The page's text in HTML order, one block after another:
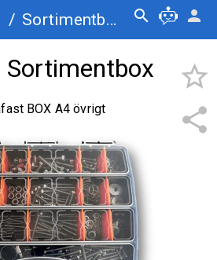
/ Sortimentbox search person
share
star_border
Sortimentbox
BOX A4 övrigt